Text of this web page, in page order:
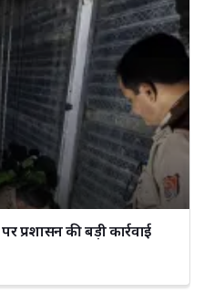
की बड़ी कार्रवाई